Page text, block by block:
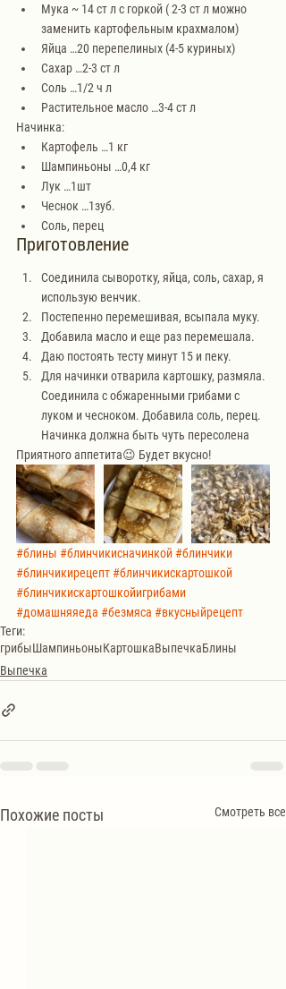
Мука ~ 14 ст л с горкой ( 2-3 ст л можно
заменить картофельным крахмалом)
Яйца …20 перепелиных (4-5 куриных)
Сахар …2-3 ст л
Соль …1/2 ч л
Растительное масло …3-4 ст л
Начинка:
Картофель …1 кг
Шампиньоны …0,4 кг
Лук …1шт
Чеснок …1зуб.
Соль, перец
Приготовление
Соединила сыворотку, яйца, соль, сахар, я
использую венчик.
Постепенно перемешивая, всыпала муку.
Добавила масло и еще раз перемешала.
Даю постоять тесту минут 15 и пеку.
Для начинки отварила картошку, размяла.
Соединила с обжаренными грибами с
луком и чесноком. Добавила соль, перец.
Начинка должна быть чуть пересолена
Приятного аппетита😉 Будет вкусно!
#блины #блинчикисначинкой#блинчики
#блинчикирецепт#блинчикискартошкой
#блинчикискартошкойигрибами
#домашняяеда #безмяса #вкусныйрецепт
Теги:
грибыШампиньоныКартошкаВыпечкаБлины
Выпечка
Похожие посты Смотреть все